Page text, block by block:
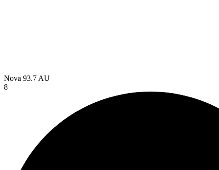
Nova 93.7 AU
8